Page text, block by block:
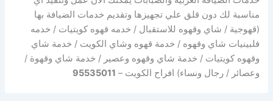
مناسبة لك دون قلق علي تجهيزها وتقديم خدمات الضيافة بها
(قهوجية / شاي وقهوه للاستقبال / خدمه قهوه كويتيات / خدمه
فلبينيات شاي وقهوه / خدمة قهوه وشاي الكويت / خدمة شاي
وقهوه كويتيات / خدمة شاي وقهوه وعصير / خدمة شاي وقهوة /
وعصائر / رجال ونساء) افراح الكويت – 95535011